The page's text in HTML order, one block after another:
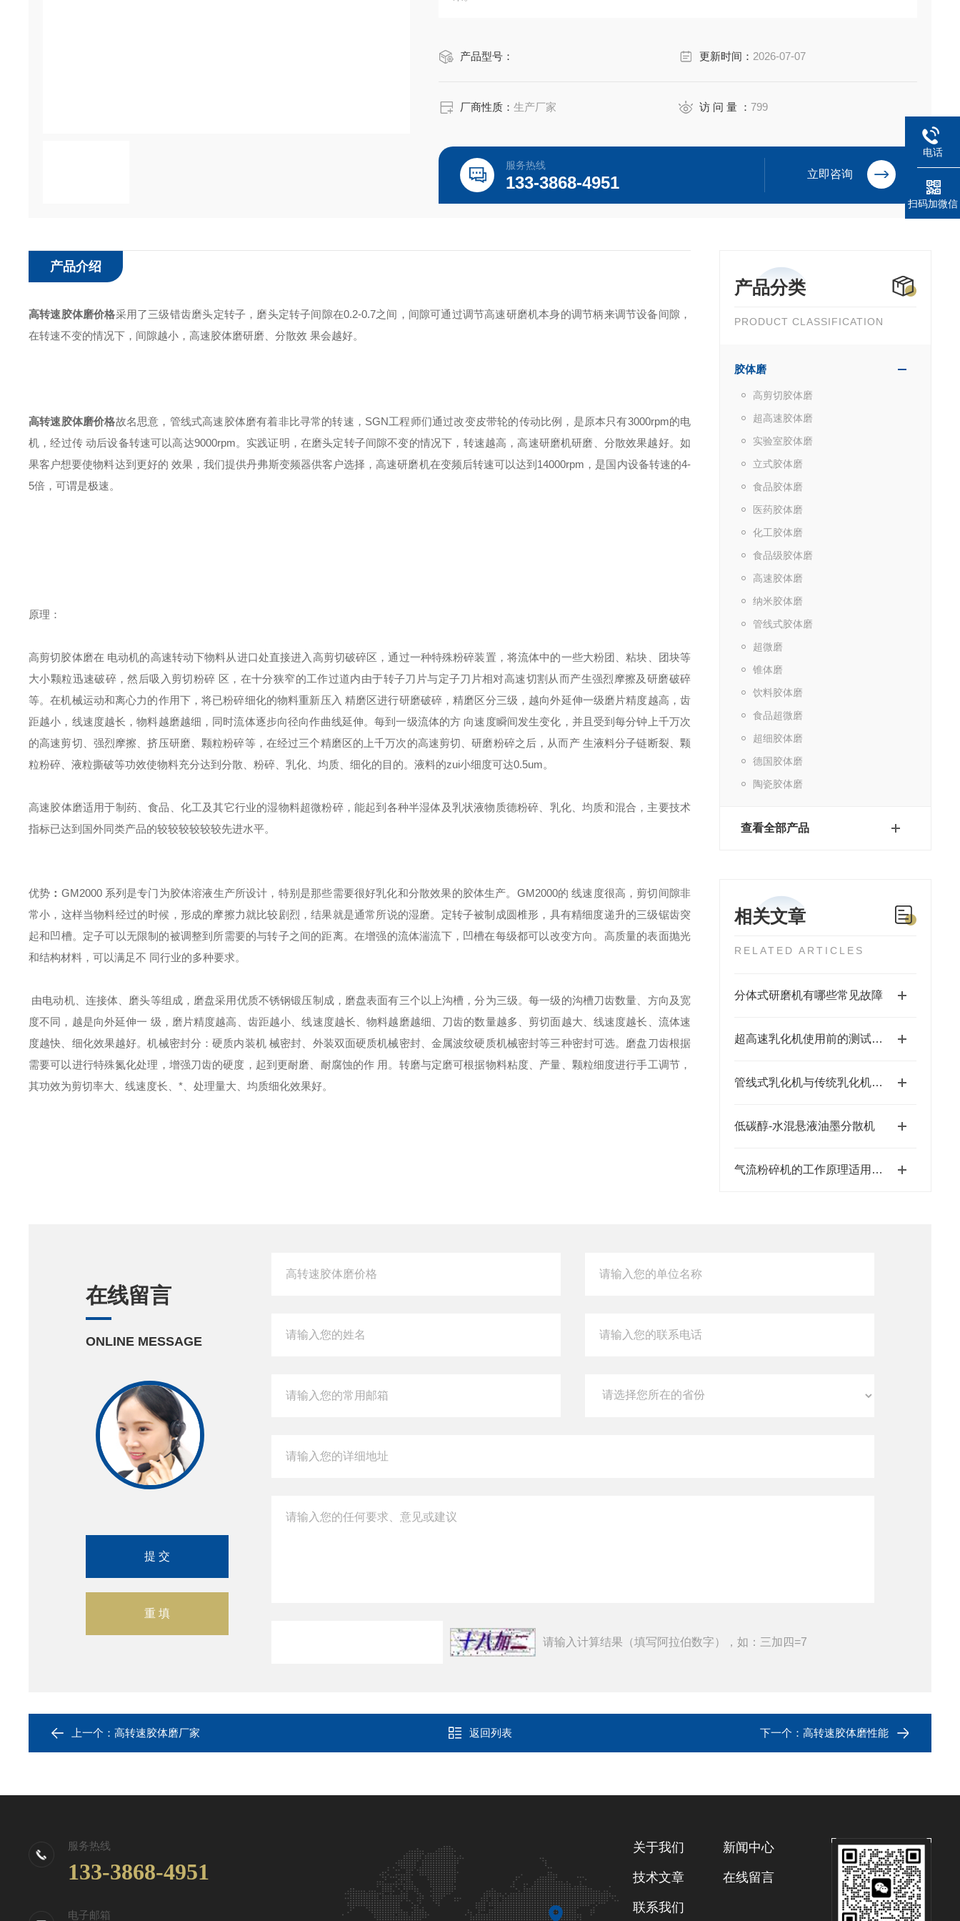
产品型号： 更新时间： 2026-07-07
厂商性质：生产厂家 访 问 量 ： 799
服务热线
133-3868-4951 立即咨询
产品分类
PRODUCT CLASSIFICATION
胶体磨
高剪切胶体磨
超高速胶体磨
实验室胶体磨
立式胶体磨
食品胶体磨
医药胶体磨
化工胶体磨
食品级胶体磨
高速胶体磨
纳米胶体磨
管线式胶体磨
超微磨
锥体磨
饮料胶体磨
食品超微磨
超细胶体磨
德国胶体磨
陶瓷胶体磨
查看全部产品
相关文章
RELATED ARTICLES
分体式研磨机有哪些常见故障
超高速乳化机使用前的测试运行
管线式乳化机与传统乳化机的比较
低碳醇-水混悬液油墨分散机
气流粉碎机的工作原理适用于哪些行业？
产品介绍
高转速胶体磨价格采用了三级错齿磨头定转子，磨头定转子间隙在0.2-0.7之间，间隙可通过调节高速研磨机本身的调节柄来调节设备间隙，
在转速不变的情况下，间隙越小，高速胶体磨研磨、分散效 果会越好。
高转速胶体磨价格故名思意，管线式高速胶体磨有着非比寻常的转速，SGN工程师们通过改变皮带轮的传动比例，是原本只有3000rpm的电
机，经过传 动后设备转速可以高达9000rpm。实践证明，在磨头定转子间隙不变的情况下，转速越高，高速研磨机研磨、分散效果越好。如
果客户想要使物料达到更好的 效果，我们提供丹弗斯变频器供客户选择，高速研磨机在变频后转速可以达到14000rpm，是国内设备转速的4-
5倍，可谓是极速。
原理：
高剪切胶体磨在 电动机的高速转动下物料从进口处直接进入高剪切破碎区，通过一种特殊粉碎装置，将流体中的一些大粉团、粘块、团块等
大小颗粒迅速破碎，然后吸入剪切粉碎 区，在十分狭窄的工作过道内由于转子刀片与定子刀片相对高速切割从而产生强烈摩擦及研磨破碎
等。在机械运动和离心力的作用下，将已粉碎细化的物料重新压入 精磨区进行研磨破碎，精磨区分三级，越向外延伸一级磨片精度越高，齿
距越小，线速度越长，物料越磨越细，同时流体逐步向径向作曲线延伸。每到一级流体的方 向速度瞬间发生变化，并且受到每分钟上千万次
的高速剪切、强烈摩擦、挤压研磨、颗粒粉碎等，在经过三个精磨区的上千万次的高速剪切、研磨粉碎之后，从而产 生液料分子链断裂、颗
粒粉碎、液粒撕破等功效使物料充分达到分散、粉碎、乳化、均质、细化的目的。液料的zui小细度可达0.5um。
高速胶体磨适用于制药、食品、化工及其它行业的湿物料超微粉碎，能起到各种半湿体及乳状液物质德粉碎、乳化、均质和混合，主要技术
指标已达到国外同类产品的较较较较较较先进水平。
优势 ： GM2000 系列是专门为胶体溶液生产所设计，特别是那些需要很好乳化和分散效果的胶体生产。GM2000的 线速度很高，剪切间隙非
常小，这样当物料经过的时候，形成的摩擦力就比较剧烈，结果就是通常所说的湿磨。定转子被制成圆椎形，具有精细度递升的三级锯齿突
起和凹槽。定子可以无限制的被调整到所需要的与转子之间的距离。在增强的流体湍流下，凹槽在每级都可以改变方向。高质量的表面抛光
和结构材料，可以满足不 同行业的多种要求。
由电动机、连接体、磨头等组成，磨盘采用优质不锈钢锻压制成，磨盘表面有三个以上沟槽，分为三级。每一级的沟槽刀齿数量、方向及宽
度不同，越是向外延伸一 级，磨片精度越高、齿距越小、线速度越长、物料越磨越细、刀齿的数量越多、剪切面越大、线速度越长、流体速
度越快、细化效果越好。机械密封分：硬质内装机 械密封、外装双面硬质机械密封、金属波纹硬质机械密封等三种密封可选。磨盘刀齿根据
需要可以进行特殊氮化处理，增强刀齿的硬度，起到更耐磨、耐腐蚀的作 用。转磨与定磨可根据物料粘度、产量、颗粒细度进行手工调节，
其功效为剪切率大、线速度长、*、处理量大、均质细化效果好。
在线留言
ONLINE MESSAGE
请输入计算结果（填写阿拉伯数字），如：三加四=7
上一个： 高转速胶体磨厂家 返回列表 下一个： 高转速胶体磨性能
服务热线
133-3868-4951
电子邮箱
关于我们 新闻中心
技术文章 在线留言
联系我们
电话
扫码加微信